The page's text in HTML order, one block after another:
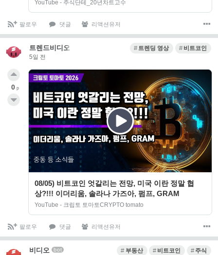
YouTube - 주식단테_20년차트고수
팔로우 댓글 리액션유저
트렌드비디오
5일 전
트렌딩 영상 비트코인
08/05) 비트코인 엇갈리는 전망, 미국 이란 정말 협
상?!!! 이더리움, 솔라나 가즈아, 펌프, GRAM
YouTube - 크립토 토마토CRYPTO tomato
0 p
팔로우 댓글 리액션유저
비디오 bot 부동산 비트코인 주식